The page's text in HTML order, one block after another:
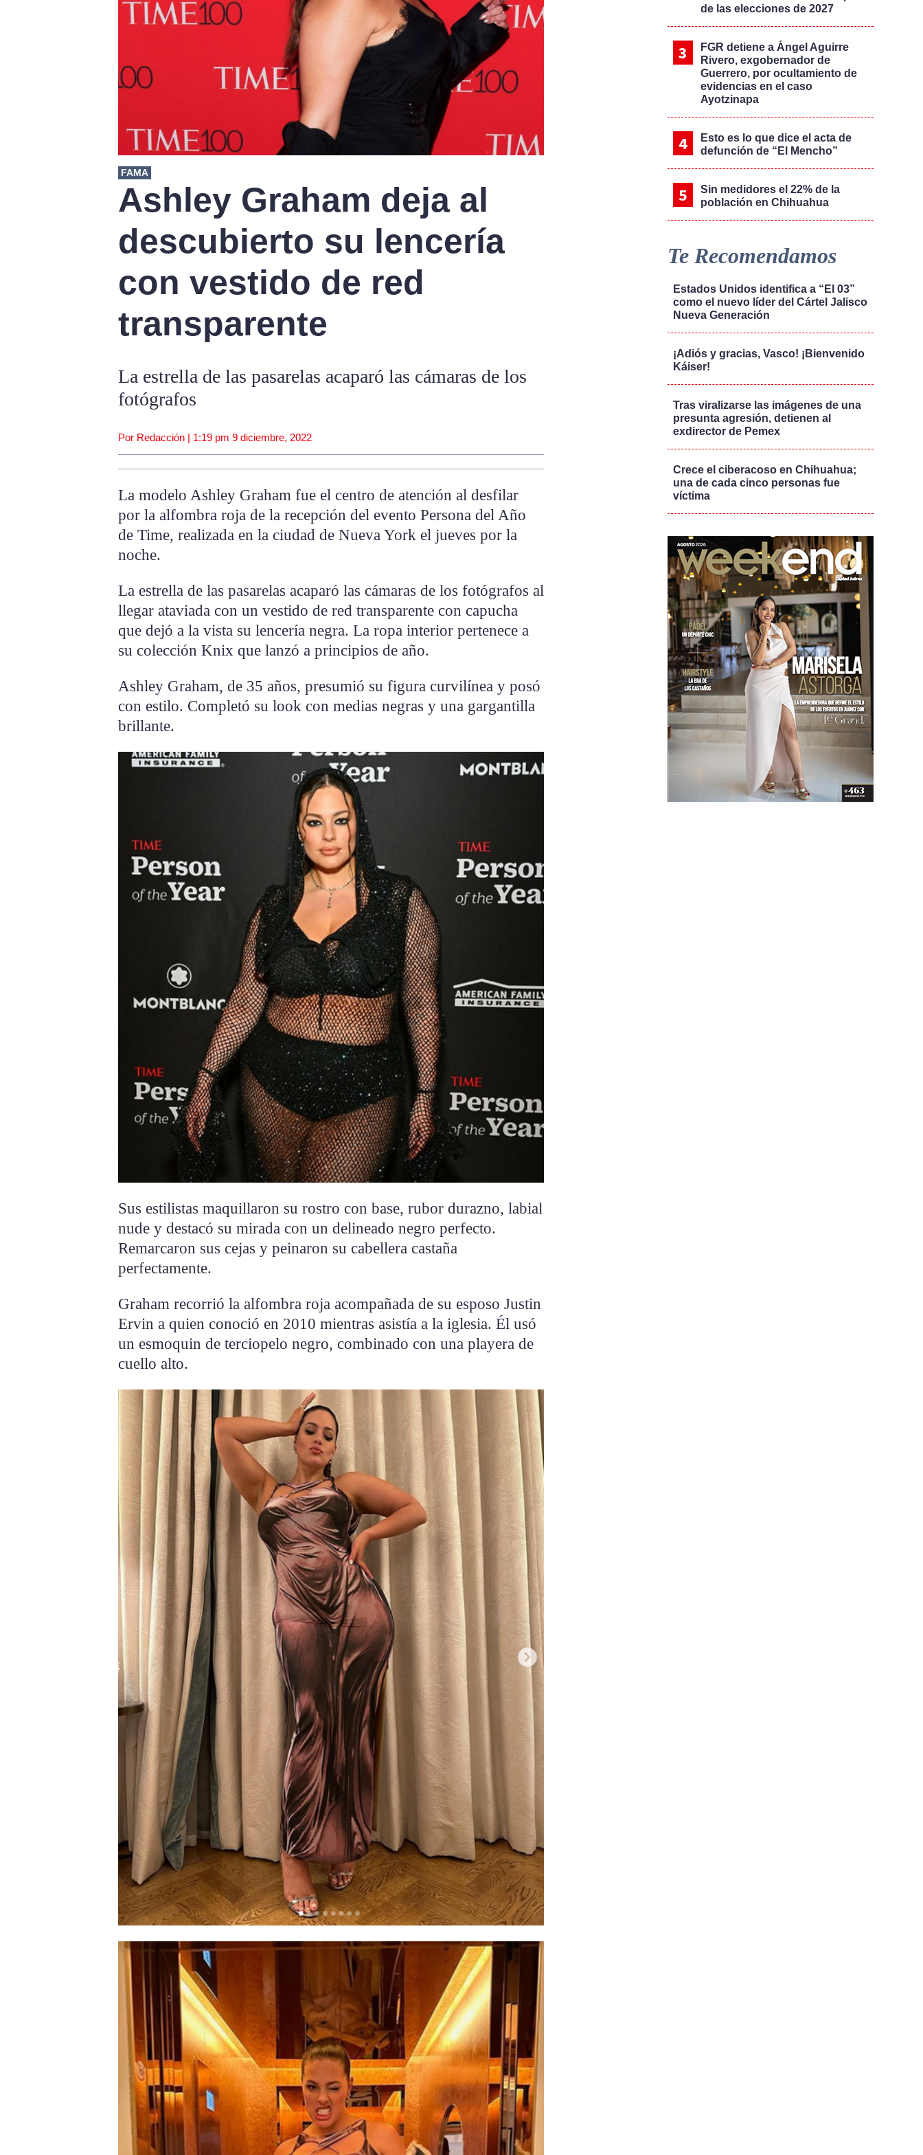
FAMA
Ashley Graham deja al
descubierto su lencería
con vestido de red
transparente
La estrella de las pasarelas acaparó las cámaras de los
fotógrafos
Por Redacción | 1:19 pm 9 diciembre, 2022
La modelo Ashley Graham fue el centro de atención al desfilar
por la alfombra roja de la recepción del evento Persona del Año
de Time, realizada en la ciudad de Nueva York el jueves por la
noche.
La estrella de las pasarelas acaparó las cámaras de los fotógrafos al
llegar ataviada con un vestido de red transparente con capucha
que dejó a la vista su lencería negra. La ropa interior pertenece a
su colección Knix que lanzó a principios de año.
Ashley Graham, de 35 años, presumió su figura curvilínea y posó
con estilo. Completó su look con medias negras y una gargantilla
brillante.
Sus estilistas maquillaron su rostro con base, rubor durazno, labial
nude y destacó su mirada con un delineado negro perfecto.
Remarcaron sus cejas y peinaron su cabellera castaña
perfectamente.
Graham recorrió la alfombra roja acompañada de su esposo Justin
Ervin a quien conoció en 2010 mientras asistía a la iglesia. Él usó
un esmoquin de terciopelo negro, combinado con una playera de
cuello alto.
de las elecciones de 2027
FGR detiene a Ángel Aguirre
Rivero, exgobernador de
Guerrero, por ocultamiento de
evidencias en el caso
Ayotzinapa
Esto es lo que dice el acta de
defunción de “El Mencho”
Sin medidores el 22% de la
población en Chihuahua
Te Recomendamos
Estados Unidos identifica a “El 03”
como el nuevo líder del Cártel Jalisco
Nueva Generación
¡Adiós y gracias, Vasco! ¡Bienvenido
Káiser!
Tras viralizarse las imágenes de una
presunta agresión, detienen al
exdirector de Pemex
Crece el ciberacoso en Chihuahua;
una de cada cinco personas fue
víctima